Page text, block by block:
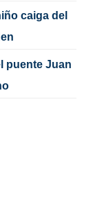
caiga del
puente Juan